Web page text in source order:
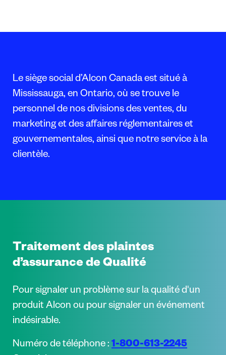
Le siège social d’Alcon Canada est situé à
Mississauga, en Ontario, où se trouve le
personnel de nos divisions des ventes, du
marketing et des affaires réglementaires et
gouvernementales, ainsi que notre service à la
clientèle.
Traitement des plaintes
d’assurance de Qualité
Pour signaler un problème sur la qualité d'un
produit Alcon ou pour signaler un événement
indésirable.
Numéro de téléphone : 1-800-613-2245